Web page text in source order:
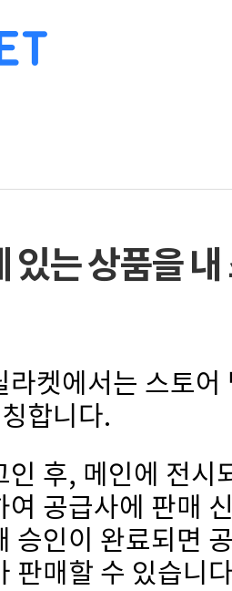
있는 상품을
라켓에서는 스토어
합니다.
인 후, 메인에 전시
여 공급사에 판매
승인이 완료되면
판매할 수 있습니